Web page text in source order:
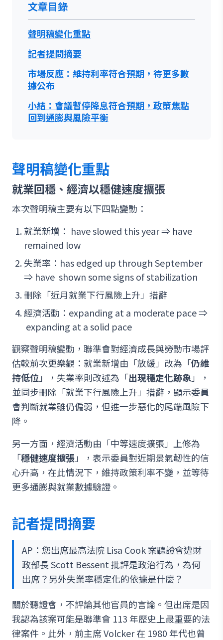
文章目錄
聲明稿變化重點
記者提問摘要
市場反應：維持利率符合預期，待更多數
據公布
小結：會議暫停降息符合預期，政策焦點
回到通膨與風險平衡
聲明稿變化重點
就業回穩、經濟以穩健速度擴張
本次聲明稿主要有以下四點變動：
就業新增： have slowed this year ⇒ have
remained low
失業率：has edged up through September
⇒ have shown some signs of stabilization
刪除「近月就業下行風險上升」措辭
經濟活動：expanding at a moderate pace ⇒
expanding at a solid pace
觀察聲明稿變動，聯準會對經濟成長與勞動市場評
估較前次更樂觀：就業新增由「放緩」改為「仍維
持低位 」，失業率則改述為「出現穩定化跡象」，
並同步刪除「就業下行風險上升」措辭，顯示委員
會判斷就業雖仍偏弱，但進一步惡化的尾端風險下
降。
另一方面，經濟活動由「中等速度擴張」上修為
「穩健速度擴張」，表示委員對近期景氣韌性的信
心升高，在此情況下，維持政策利率不變，並等待
更多通膨與就業數據驗證。
記者提問摘要
AP：您出席最高法院 Lisa Cook 案聽證會遭財
政部長 Scott Bessent 批評是政治行為，為何
出席？另外失業率穩定化的依據是什麼？
關於聽證會，不評論其他官員的言論。但出席是因
我認為該案可能是聯準會 113 年歷史上最重要的法
律案件。此外，前主席 Volcker 在 1980 年代也曾